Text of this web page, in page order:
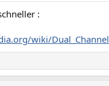
:
wiki/Dual_Channel